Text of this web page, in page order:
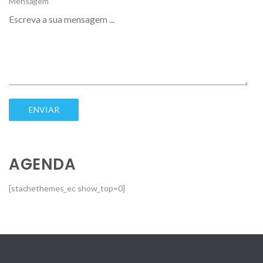
AGENDA
[stachethemes_ec show_top=0]